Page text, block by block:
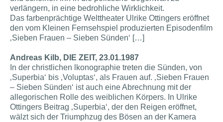
verlängern, in eine bedrohliche Wirklichkeit.
Das farbenprächtige Welttheater Ulrike Ottingers eröffnet
den vom Kleinen Fernsehspiel produzierten Episodenfilm
‚Sieben Frauen – Sieben Sünden‘ […]
Andreas Kilb, DIE ZEIT, 23.01.1987
In der christlichen lkonographie treten die Sünden, von
‚Superbia‘ bis ‚Voluptas‘, als Frauen auf. ‚Sieben Frauen
– Sieben Sünden‘ ist auch eine Abrechnung mit der
allegorischen Rolle des weiblichen Körpers. In Ulrike
Ottingers Beitrag ‚Superbia‘, der den Reigen eröffnet,
wälzt sich der Triumphzug des Bösen an der Kamera